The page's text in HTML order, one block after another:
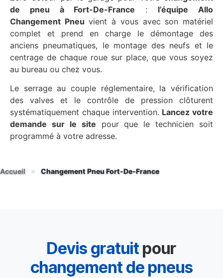
de pneu à Fort-De-France : l’équipe Allo
Changement Pneu vient à vous avec son matériel
complet et prend en charge le démontage des
anciens pneumatiques, le montage des neufs et le
centrage de chaque roue sur place, que vous soyez
au bureau ou chez vous.
Le serrage au couple réglementaire, la vérification
des valves et le contrôle de pression clôturent
systématiquement chaque intervention. Lancez votre
demande sur le site pour que le technicien soit
programmé à votre adresse.
Accueil » Changement Pneu Fort-De-France
Devis gratuitpour
changement de pneus